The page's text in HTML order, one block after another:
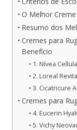
O Melhor
Resumo dos
Cremes para
Benefício
1. Nívea
2. Loreal
3. Cicatricure
Cremes para
4. Eucerin
5. Vichy